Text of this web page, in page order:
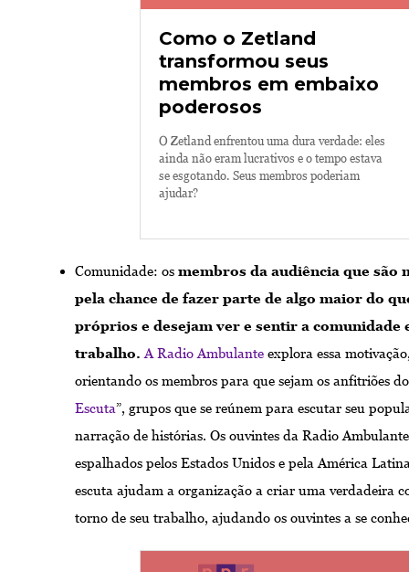
Como o Zetland
transformou seus
membros em embaixo
poderosos
O Zetland enfrentou uma dura verdade: eles
ainda não eram lucrativos e o tempo estava
se esgotando. Seus membros poderiam
ajudar?
Comunidade: os membros da audiência que são
pela chance de fazer parte de algo maior do
próprios e desejam ver e sentir a comunidade
trabalho. A Radio Ambulante explora essa
orientando os membros para que sejam os anfitriões
Escuta”, grupos que se reúnem para escutar seu
narração de histórias. Os ouvintes da Radio
espalhados pelos Estados Unidos e pela América
escuta ajudam a organização a criar uma verdadeira
torno de seu trabalho, ajudando os ouvintes a se